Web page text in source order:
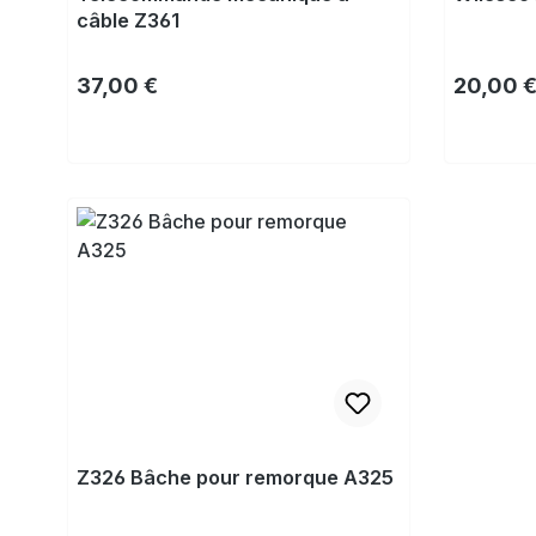
câble Z361
Prix régulier :
37,00 € Prix
20,00 €
Z326 Bâche pour remorque A325